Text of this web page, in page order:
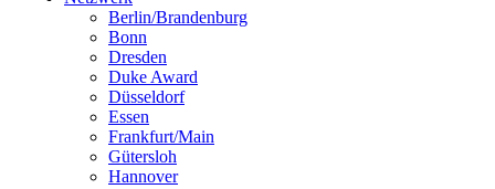
Berlin/Brandenburg
Bonn
Dresden
Duke Award
Düsseldorf
Essen
Frankfurt/Main
Gütersloh
Hannover